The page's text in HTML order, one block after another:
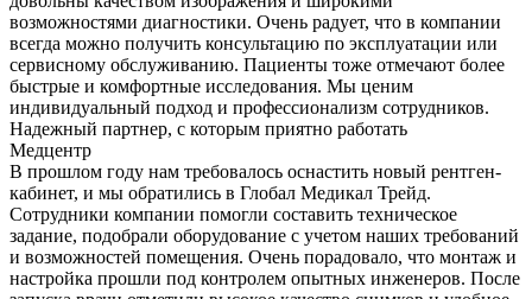
возможностями диагностики. Очень радует, что в компании
всегда можно получить консультацию по эксплуатации или
сервисному обслуживанию. Пациенты тоже отмечают более
быстрые и комфортные исследования. Мы ценим
индивидуальный подход и профессионализм сотрудников.
Надежный партнер, с которым приятно работать
Медцентр
В прошлом году нам требовалось оснастить новый рентген-
кабинет, и мы обратились в Глобал Медикал Трейд.
Сотрудники компании помогли составить техническое
задание, подобрали оборудование с учетом наших требований
и возможностей помещения. Очень порадовало, что монтаж и
настройка прошли под контролем опытных инженеров. После